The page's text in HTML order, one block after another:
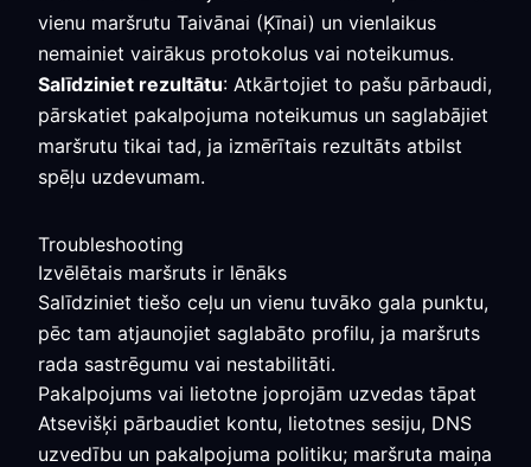
vienu maršrutu Taivānai (Ķīnai) un vienlaikus
nemainiet vairākus protokolus vai noteikumus.
Salīdziniet rezultātu: Atkārtojiet to pašu pārbaudi,
pārskatiet pakalpojuma noteikumus un saglabājiet
maršrutu tikai tad, ja izmērītais rezultāts atbilst
spēļu uzdevumam.
Troubleshooting
Izvēlētais maršruts ir lēnāks
Salīdziniet tiešo ceļu un vienu tuvāko gala punktu,
pēc tam atjaunojiet saglabāto profilu, ja maršruts
rada sastrēgumu vai nestabilitāti.
Pakalpojums vai lietotne joprojām uzvedas tāpat
Atsevišķi pārbaudiet kontu, lietotnes sesiju, DNS
uzvedību un pakalpojuma politiku; maršruta maiņa